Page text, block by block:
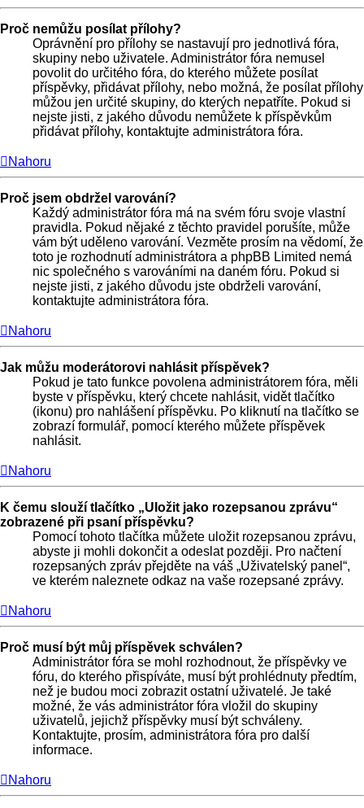
Proč nemůžu posílat přílohy?
Oprávnění pro přílohy se nastavují pro jednotlivá fóra,
skupiny nebo uživatele. Administrátor fóra nemusel
povolit do určitého fóra, do kterého můžete posílat
příspěvky, přidávat přílohy, nebo možná, že posílat přílohy
můžou jen určité skupiny, do kterých nepatříte. Pokud si
nejste jisti, z jakého důvodu nemůžete k příspěvkům
přidávat přílohy, kontaktujte administrátora fóra.
Nahoru
Proč jsem obdržel varování?
Každý administrátor fóra má na svém fóru svoje vlastní
pravidla. Pokud nějaké z těchto pravidel porušíte, může
vám být uděleno varování. Vezměte prosím na vědomí, že
toto je rozhodnutí administrátora a phpBB Limited nemá
nic společného s varováními na daném fóru. Pokud si
nejste jisti, z jakého důvodu jste obdrželi varování,
kontaktujte administrátora fóra.
Nahoru
Jak můžu moderátorovi nahlásit příspěvek?
Pokud je tato funkce povolena administrátorem fóra, měli
byste v příspěvku, který chcete nahlásit, vidět tlačítko
(ikonu) pro nahlášení příspěvku. Po kliknutí na tlačítko se
zobrazí formulář, pomocí kterého můžete příspěvek
nahlásit.
Nahoru
K čemu slouží tlačítko „Uložit jako rozepsanou zprávu“
zobrazené při psaní příspěvku?
Pomocí tohoto tlačítka můžete uložit rozepsanou zprávu,
abyste ji mohli dokončit a odeslat později. Pro načtení
rozepsaných zpráv přejděte na váš „Uživatelský panel“,
ve kterém naleznete odkaz na vaše rozepsané zprávy.
Nahoru
Proč musí být můj příspěvek schválen?
Administrátor fóra se mohl rozhodnout, že příspěvky ve
fóru, do kterého přispíváte, musí být prohlédnuty předtím,
než je budou moci zobrazit ostatní uživatelé. Je také
možné, že vás administrátor fóra vložil do skupiny
uživatelů, jejichž příspěvky musí být schváleny.
Kontaktujte, prosím, administrátora fóra pro další
informace.
Nahoru